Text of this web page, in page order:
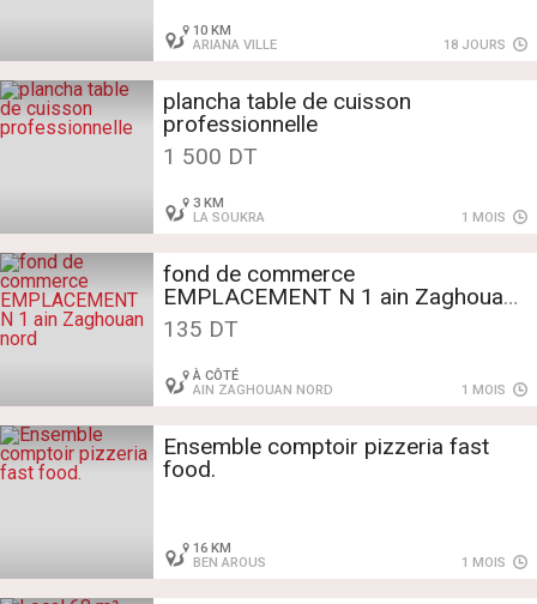
10 KM
ARIANA VILLE
18 JOURS
plancha table de cuisson
professionnelle
1 500 DT
3 KM
LA SOUKRA
1 MOIS
fond de commerce
EMPLACEMENT N 1 ain Zaghouan
nord
135 DT
À CÔTÉ
AIN ZAGHOUAN NORD
1 MOIS
Ensemble comptoir pizzeria fast
16 KM
BEN AROUS
1 MOIS